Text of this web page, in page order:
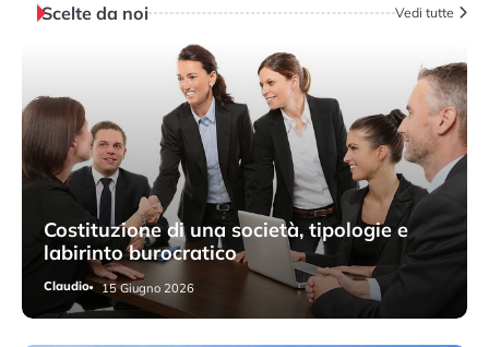
Scelte da noi Vedi tutte
Costituzione di una società, tipologie e
labirinto burocratico
Claudio 15 Giugno 2026